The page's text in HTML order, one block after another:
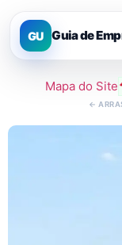
GU Guia de
Mapa do Site
←